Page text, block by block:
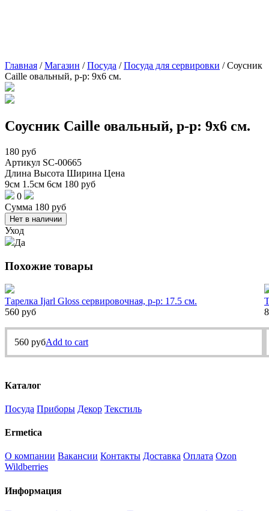
Главная /Магазин /Посуда /Посуда для сервировки /Соусник
Caille овальный, р-р: 9х6 см.
Соусник Caille овальный, р-р: 9х6 см.
180 руб
Артикул SC-00665
Длина Высота Ширина Цена
9см 1.5см 6см 180 руб
0
Сумма 180 руб
Нет в наличии
Уход
Да
Похожие товары
Тарелка Ijarl Gloss сервировочная, р-р: 17.5 см.
560 руб
560 рубAdd to cart
Каталог
Посуда Приборы Декор Текстиль
Ermetica
О компании Вакансии Контакты Доставка Оплата Ozon
Wildberries
Информация